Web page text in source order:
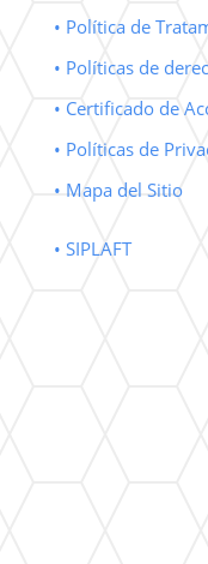
• Política de
• Políticas de
• Certificado de
• Políticas de
• Mapa del Sitio
• SIPLAFT